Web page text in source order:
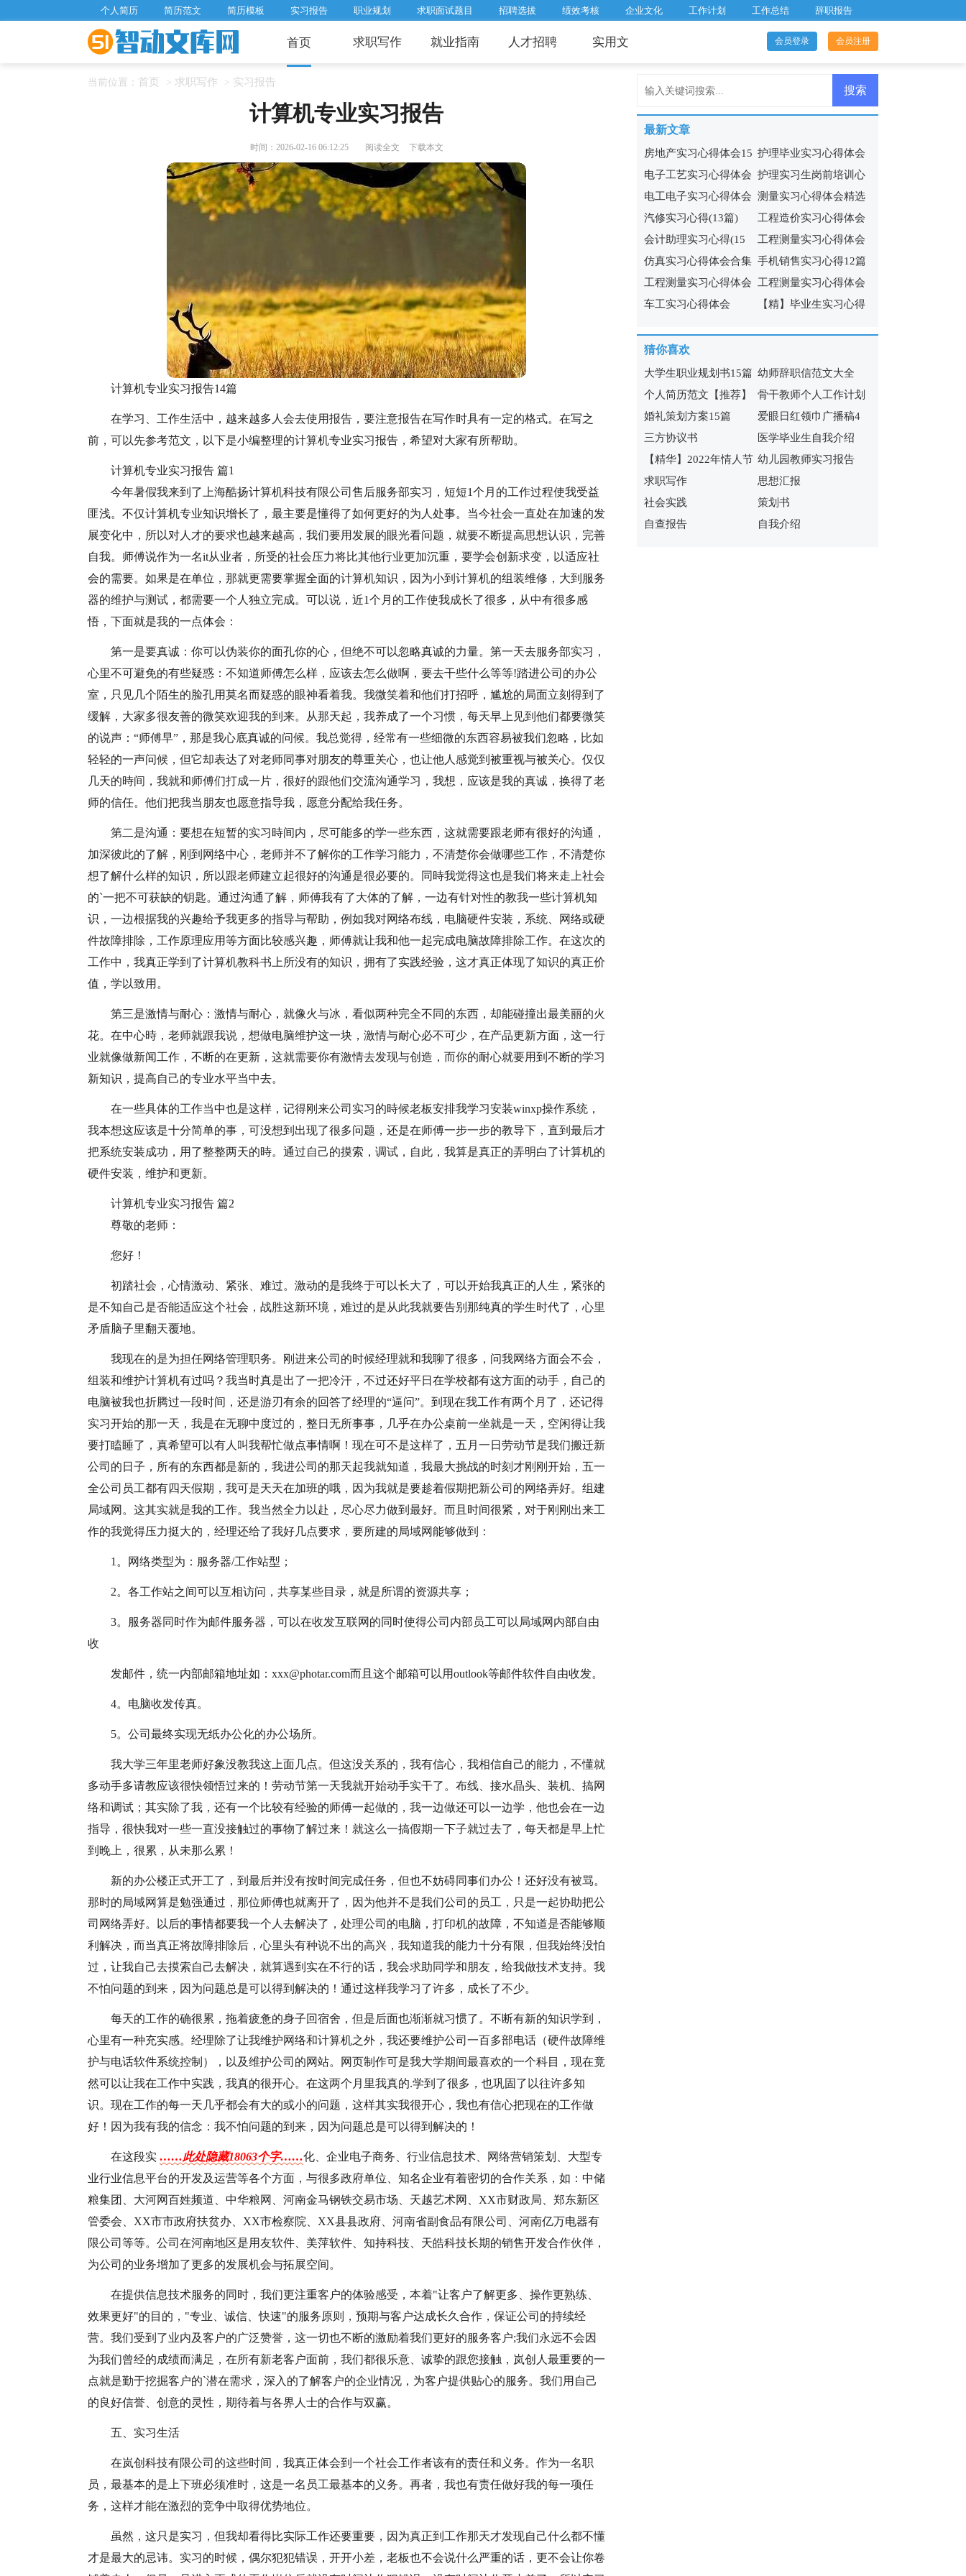
个人简历 简历范文 简历模板 实习报告 职业规划 求职面试题目 招聘选拔 绩效考核 企业文化 工作计划 工作总结 辞职报告
首页 求职写作 就业指南 人才招聘 实用文 会员登录 会员注册
当前位置： 首页 > 求职写作 > 实习报告
计算机专业实习报告
时间：2026-02-16 06:12:25 阅读全文 下载本文
计算机专业实习报告14篇
在学习、工作生活中，越来越多人会去使用报告，要注意报告在写作时具有一定的格式。在写之
前，可以先参考范文，以下是小编整理的计算机专业实习报告，希望对大家有所帮助。
计算机专业实习报告 篇1
今年暑假我来到了上海酷扬计算机科技有限公司售后服务部实习，短短1个月的工作过程使我受益
匪浅。不仅计算机专业知识增长了，最主要是懂得了如何更好的为人处事。当今社会一直处在加速的发
展变化中，所以对人才的要求也越来越高，我们要用发展的眼光看问题，就要不断提高思想认识，完善
自我。师傅说作为一名it从业者，所受的社会压力将比其他行业更加沉重，要学会创新求变，以适应社
会的需要。如果是在单位，那就更需要掌握全面的计算机知识，因为小到计算机的组装维修，大到服务
器的维护与测试，都需要一个人独立完成。可以说，近1个月的工作使我成长了很多，从中有很多感
悟，下面就是我的一点体会：
第一是要真诚：你可以伪装你的面孔你的心，但绝不可以忽略真诚的力量。第一天去服务部实习，
心里不可避免的有些疑惑：不知道师傅怎么样，应该去怎么做啊，要去干些什么等等!踏进公司的办公
室，只见几个陌生的脸孔用莫名而疑惑的眼神看着我。我微笑着和他们打招呼，尴尬的局面立刻得到了
缓解，大家多很友善的微笑欢迎我的到来。从那天起，我养成了一个习惯，每天早上见到他们都要微笑
的说声：“师傅早”，那是我心底真诚的问候。我总觉得，经常有一些细微的东西容易被我们忽略，比如
轻轻的一声问候，但它却表达了对老师同事对朋友的尊重关心，也让他人感觉到被重视与被关心。仅仅
几天的時间，我就和师傅们打成一片，很好的跟他们交流沟通学习，我想，应该是我的真诚，换得了老
师的信任。他们把我当朋友也愿意指导我，愿意分配给我任务。
第二是沟通：要想在短暂的实习時间内，尽可能多的学一些东西，这就需要跟老师有很好的沟通，
加深彼此的了解，刚到网络中心，老师并不了解你的工作学习能力，不清楚你会做哪些工作，不清楚你
想了解什么样的知识，所以跟老师建立起很好的沟通是很必要的。同時我觉得这也是我们将来走上社会
的`一把不可获缺的钥匙。通过沟通了解，师傅我有了大体的了解，一边有针对性的教我一些计算机知
识，一边根据我的兴趣给予我更多的指导与帮助，例如我对网络布线，电脑硬件安装，系统、网络或硬
件故障排除，工作原理应用等方面比较感兴趣，师傅就让我和他一起完成电脑故障排除工作。在这次的
工作中，我真正学到了计算机教科书上所没有的知识，拥有了实践经验，这才真正体现了知识的真正价
值，学以致用。
第三是激情与耐心：激情与耐心，就像火与冰，看似两种完全不同的东西，却能碰撞出最美丽的火
花。在中心時，老师就跟我说，想做电脑维护这一块，激情与耐心必不可少，在产品更新方面，这一行
业就像做新闻工作，不断的在更新，这就需要你有激情去发现与创造，而你的耐心就要用到不断的学习
新知识，提高自己的专业水平当中去。
在一些具体的工作当中也是这样，记得刚来公司实习的時候老板安排我学习安装winxp操作系统，
我本想这应该是十分简单的事，可没想到出现了很多问题，还是在师傅一步一步的教导下，直到最后才
把系统安装成功，用了整整两天的時。通过自己的摸索，调试，自此，我算是真正的弄明白了计算机的
硬件安装，维护和更新。
计算机专业实习报告 篇2
尊敬的老师：
您好！
初踏社会，心情激动、紧张、难过。激动的是我终于可以长大了，可以开始我真正的人生，紧张的
是不知自己是否能适应这个社会，战胜这新环境，难过的是从此我就要告别那纯真的学生时代了，心里
矛盾脑子里翻天覆地。
我现在的是为担任网络管理职务。刚进来公司的时候经理就和我聊了很多，问我网络方面会不会，
组装和维护计算机有过吗？我当时真是出了一把冷汗，不过还好平日在学校都有这方面的动手，自己的
电脑被我也折腾过一段时间，还是游刃有余的回答了经理的“逼问”。到现在我工作有两个月了，还记得
实习开始的那一天，我是在无聊中度过的，整日无所事事，几乎在办公桌前一坐就是一天，空闲得让我
要打瞌睡了，真希望可以有人叫我帮忙做点事情啊！现在可不是这样了，五月一日劳动节是我们搬迁新
公司的日子，所有的东西都是新的，我进公司的那天起我就知道，我最大挑战的时刻才刚刚开始，五一
全公司员工都有四天假期，我可是天天在加班的哦，因为我就是要趁着假期把新公司的网络弄好。组建
局域网。这其实就是我的工作。我当然全力以赴，尽心尽力做到最好。而且时间很紧，对于刚刚出来工
作的我觉得压力挺大的，经理还给了我好几点要求，要所建的局域网能够做到：
1。网络类型为：服务器/工作站型；
2。各工作站之间可以互相访问，共享某些目录，就是所谓的资源共享；
3。服务器同时作为邮件服务器，可以在收发互联网的同时使得公司内部员工可以局域网内部自由
收
发邮件，统一内部邮箱地址如：xxx@photar.com而且这个邮箱可以用outlook等邮件软件自由收发。
4。电脑收发传真。
5。公司最终实现无纸办公化的办公场所。
我大学三年里老师好象没教我这上面几点。但这没关系的，我有信心，我相信自己的能力，不懂就
多动手多请教应该很快领悟过来的！劳动节第一天我就开始动手实干了。布线、接水晶头、装机、搞网
络和调试；其实除了我，还有一个比较有经验的师傅一起做的，我一边做还可以一边学，他也会在一边
指导，很快我对一些一直没接触过的事物了解过来！就这么一搞假期一下子就过去了，每天都是早上忙
到晚上，很累，从未那么累！
新的办公楼正式开工了，到最后并没有按时间完成任务，但也不妨碍同事们办公！还好没有被骂。
那时的局域网算是勉强通过，那位师傅也就离开了，因为他并不是我们公司的员工，只是一起协助把公
司网络弄好。以后的事情都要我一个人去解决了，处理公司的电脑，打印机的故障，不知道是否能够顺
利解决，而当真正将故障排除后，心里头有种说不出的高兴，我知道我的能力十分有限，但我始终没怕
过，让我自己去摸索自己去解决，就算遇到实在不行的话，我会求助同学和朋友，给我做技术支持。我
不怕问题的到来，因为问题总是可以得到解决的！通过这样我学习了许多，成长了不少。
每天的工作的确很累，拖着疲惫的身子回宿舍，但是后面也渐渐就习惯了。不断有新的知识学到，
心里有一种充实感。经理除了让我维护网络和计算机之外，我还要维护公司一百多部电话（硬件故障维
护与电话软件系统控制），以及维护公司的网站。网页制作可是我大学期间最喜欢的一个科目，现在竟
然可以让我在工作中实践，我真的很开心。在这两个月里我真的.学到了很多，也巩固了以往许多知
识。现在工作的每一天几乎都会有大的或小的问题，这样其实我很开心，我也有信心把现在的工作做
好！因为我有我的信念：我不怕问题的到来，因为问题总是可以得到解决的！
在这段实 ……此处隐藏18063个字……化、企业电子商务、行业信息技术、网络营销策划、大型专
业行业信息平台的开发及运营等各个方面，与很多政府单位、知名企业有着密切的合作关系，如：中储
粮集团、大河网百姓频道、中华粮网、河南金马钢铁交易市场、天越艺术网、XX市财政局、郑东新区
管委会、XX市市政府扶贫办、XX市检察院、XX县县政府、河南省副食品有限公司、河南亿万电器有
限公司等等。公司在河南地区是用友软件、美萍软件、知持科技、天皓科技长期的销售开发合作伙伴，
为公司的业务增加了更多的发展机会与拓展空间。
在提供信息技术服务的同时，我们更注重客户的体验感受，本着"让客户了解更多、操作更熟练、
效果更好"的目的，"专业、诚信、快速"的服务原则，预期与客户达成长久合作，保证公司的持续经
营。我们受到了业内及客户的广泛赞誉，这一切也不断的激励着我们更好的服务客户;我们永远不会因
为我们曾经的成绩而满足，在所有新老客户面前，我们都很乐意、诚挚的跟您接触，岚创人最重要的一
点就是勤于挖掘客户的`潜在需求，深入的了解客户的企业情况，为客户提供贴心的服务。我们用自己
的良好信誉、创意的灵性，期待着与各界人士的合作与双赢。
五、实习生活
在岚创科技有限公司的这些时间，我真正体会到一个社会工作者该有的责任和义务。作为一名职
员，最基本的是上下班必须准时，这是一名员工最基本的义务。再者，我也有责任做好我的每一项任
务，这样才能在激烈的竞争中取得优势地位。
虽然，这只是实习，但我却看得比实际工作还要重要，因为真正到工作那天才发现自己什么都不懂
才是最大的忌讳。实习的时候，偶尔犯犯错误，开开小差，老板也不会说什么严重的话，更不会让你卷
最新文章
房地产实习心得体会15
篇
护理毕业实习心得体会
15篇
电子工艺实习心得体会
(集合11篇)
护理实习生岗前培训心
得体会5篇
电工电子实习心得体会
13篇
测量实习心得体会精选
15篇
汽修实习心得(13篇)
工程造价实习心得体会
合集15篇
会计助理实习心得(15
篇)
工程测量实习心得体会
精选15篇
仿真实习心得体会合集
13篇
手机销售实习心得12篇
工程测量实习心得体会
(集锦15篇)
工程测量实习心得体会
汇编15篇
车工实习心得体会
【精】毕业生实习心得
猜你喜欢
大学生职业规划书15篇 幼师辞职信范文大全
个人简历范文【推荐】
骨干教师个人工作计划
婚礼策划方案15篇
爱眼日红领巾广播稿4
篇
三方协议书
医学毕业生自我介绍
【精华】2022年情人节
祝福短语集锦60句
幼儿园教师实习报告
求职写作
思想汇报
社会实践
策划书
自查报告
自我介绍